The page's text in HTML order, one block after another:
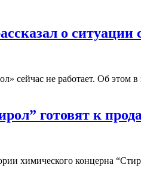
о ситуации
сейчас не работает. Об
готовят к
химического концерна